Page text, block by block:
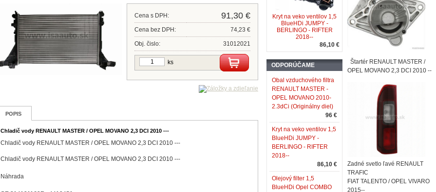
Cena s DPH: 91,30 €
Cena bez DPH: 74,23 €
Obj. čislo: 31012021
ks
POPIS
Chladič vody RENAULT MASTER / OPEL MOVANO 2,3 DCI 2010 ---
Chladič vody RENAULT MASTER / OPEL MOVANO 2,3 DCI 2010 ---
Chladič vody RENAULT MASTER / OPEL MOVANO 2,3 DCI 2010 ---
Náhrada
Kryt na veko ventilov 1,5
BlueHDi JUMPY -
BERLINGO - RIFTER
2018--
86,10 €
ODPORÚČAME
Obal vzduchového filtra
RENAULT MASTER -
OPEL MOVANO 2010-
2.3dCi (Originálny diel)
96 €
Kryt na veko ventilov 1,5
BlueHDi JUMPY -
BERLINGO - RIFTER
2018--
86,10 €
Olejový filter 1,5
BlueHDi Opel COMBO
Štartér RENAULT MASTER /
OPEL MOVANO 2,3 DCI 2010 --
Zadné svetlo ľavé RENAULT
TRAFIC
FIAT TALENTO / OPEL VIVARO
2015--